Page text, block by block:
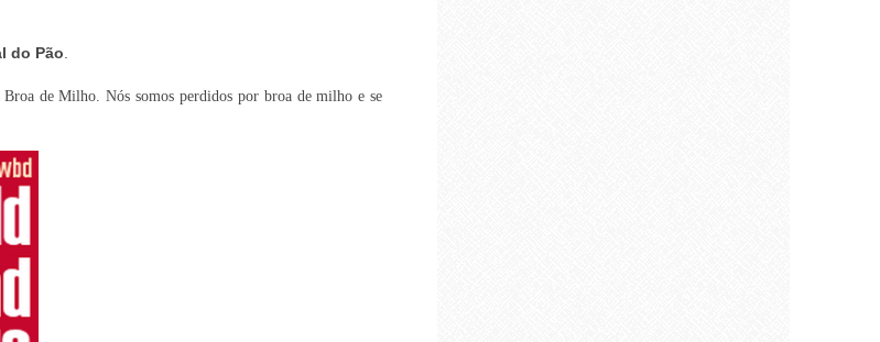
do Pão
de Milho. Nós somos perdidos por broa de milho e se